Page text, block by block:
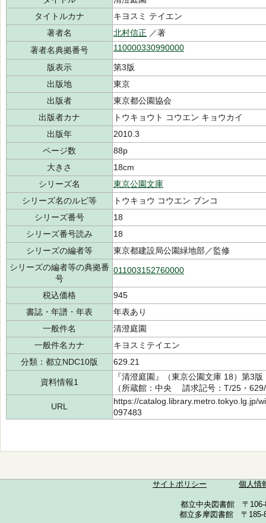
タイトルカナ
キヨスミ テイエン
著者名
北村信正 ／著
著者名典拠番号
110000330990000
版表示
第3版
出版地
東京
出版者
東京都公園協会
出版者カナ
トウキョウト コウエン キョウカイ
出版年
2010.3
ページ数
88p
大きさ
18cm
シリーズ名
東京公園文庫
シリーズ名のルビ等
トウキョウ コウエン ブンコ
シリーズ番号
18
シリーズ番号読み
18
シリーズの編者等
東京都建設局公園緑地部／監修
シリーズの編者等の典拠番
号
011003152760000
税込価格
945
書誌・年譜・年表
年表あり
一般件名
清澄庭園
一般件名カナ
キヨスミテイエン
分類：都立NDC10版
629.21
資料情報1
『清澄庭園』（東京公園文庫 18）
（所蔵館：中央 請求記号：T/25・
URL
https://catalog.library.metro.tokyo.lg.jp/
097483
サイトポリシー 個人情
都立中央図書館 〒
都立多摩図書館 〒185-